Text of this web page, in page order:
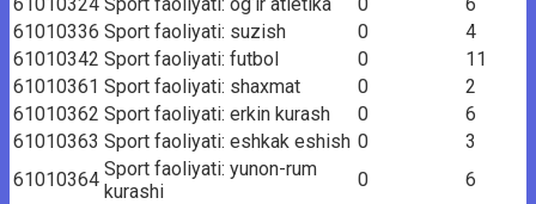
61010336 Sport faoliyati: suzish 0
4
61010342 Sport faoliyati: futbol 0
11
61010361 Sport faoliyati: shaxmat 0
2
61010362 Sport faoliyati: erkin kurash 0
6
61010363 Sport faoliyati: eshkak eshish 0
3
61010364 Sport faoliyati: yunon-rum
kurashi
0 6